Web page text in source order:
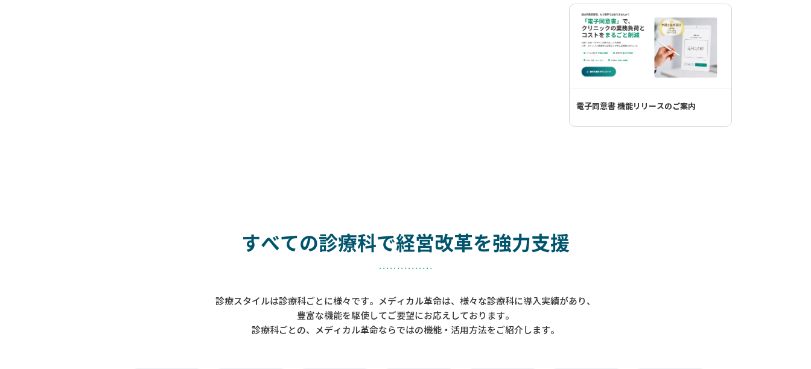
電子同意書 機能リリースのご案内
すべての診療科で経営改革を強力支援
診療スタイルは診療科ごとに様々です。メディカル革命は、様々な診療科に導入実績があり、
豊富な機能を駆使してご要望にお応えしております。
診療科ごとの、メディカル革命ならではの機能・活用方法をご紹介します。